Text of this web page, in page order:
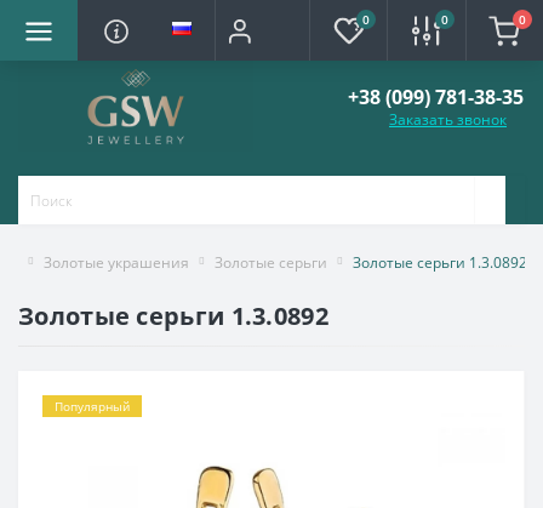
0 0 0
+38 (099) 781-38-35
Заказать звонок
Золотые украшения Золотые серьги Золотые серьги 1.3.0892
Золотые серьги 1.3.0892
Популярный